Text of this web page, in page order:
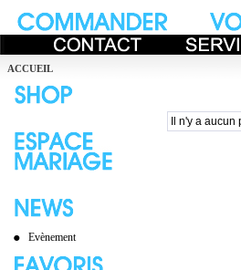
ACCUEIL
Evènement
Il n'y a